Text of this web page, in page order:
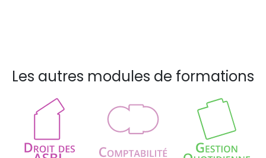
Les autres modules de formations